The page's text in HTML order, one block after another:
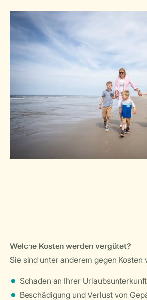
Welche Kosten werden vergütet?
Sie sind unter anderem gegen
Schaden an Ihrer
Beschädigung und Verlust von